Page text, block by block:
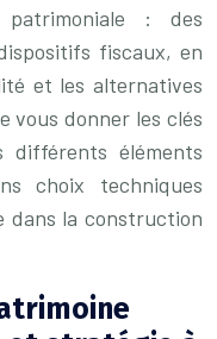
: des
fiscaux, en
et les alternatives
vous donner les clés
différents éléments
choix techniques
la construction